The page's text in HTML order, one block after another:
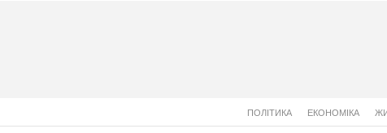
ПОЛІТИКА ЕКОНОМІКА